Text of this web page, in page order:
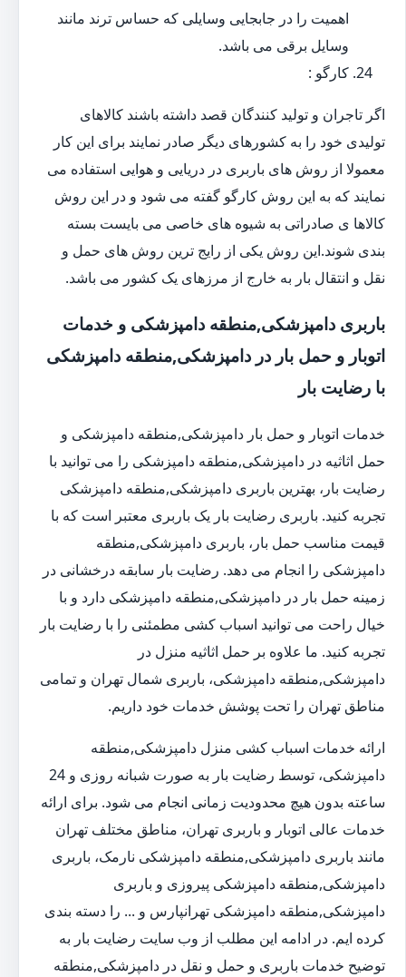
اهمیت را در جابجایی وسایلی که حساس ترند مانند
وسایل برقی می باشد.
کارگو :
اگر تاجران و تولید کنندگان قصد داشته باشند کالاهای
تولیدی خود را به کشورهای دیگر صادر نمایند برای این کار
معمولا از روش های باربری در دریایی و هوایی استفاده می
نمایند که به این روش کارگو گفته می شود و در این روش
کالاها ی صادراتی به شیوه های خاصی می بایست بسته
بندی شوند.این روش یکی از رایج ترین روش های حمل و
نقل و انتقال بار به خارج از مرزهای یک کشور می باشد.
باربری دامپزشکی,منطقه دامپزشکی و خدمات
اتوبار و حمل بار در دامپزشکی,منطقه دامپزشکی
با رضایت بار
خدمات اتوبار و حمل بار دامپزشکی,منطقه دامپزشکی و
حمل اثاثیه در دامپزشکی,منطقه دامپزشکی را می توانید با
رضایت بار، بهترین باربری دامپزشکی,منطقه دامپزشکی
تجربه کنید. باربری رضایت بار یک باربری معتبر است که با
قیمت مناسب حمل بار، باربری دامپزشکی,منطقه
دامپزشکی را انجام می دهد. رضایت بار سابقه درخشانی در
زمینه حمل بار در دامپزشکی,منطقه دامپزشکی دارد و با
خیال راحت می توانید اسباب کشی مطمئنی را با رضایت بار
تجربه کنید. ما علاوه بر حمل اثاثیه منزل در
دامپزشکی,منطقه دامپزشکی، باربری شمال تهران و تمامی
مناطق تهران را تحت پوشش خدمات خود داریم.
ارائه خدمات اسباب کشی منزل دامپزشکی,منطقه
دامپزشکی، توسط رضایت بار به صورت شبانه روزی و 24
ساعته بدون هیچ محدودیت زمانی انجام می شود. برای ارائه
خدمات عالی اتوبار و باربری تهران، مناطق مختلف تهران
مانند باربری دامپزشکی,منطقه دامپزشکی نارمک، باربری
دامپزشکی,منطقه دامپزشکی پیروزی و باربری
دامپزشکی,منطقه دامپزشکی تهرانپارس و ... را دسته بندی
کرده ایم. در ادامه این مطلب از وب سایت رضایت بار به
توضیح خدمات باربری و حمل و نقل در دامپزشکی,منطقه